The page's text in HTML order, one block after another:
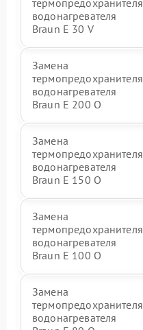
термопредохранителя
водонагревателя
Braun E 30 V
Замена
термопредохранителя
водонагревателя
Braun E 200 O
Замена
термопредохранителя
водонагревателя
Braun E 150 O
Замена
термопредохранителя
водонагревателя
Braun E 100 O
Замена
термопредохранителя
водонагревателя